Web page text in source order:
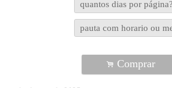
. Comprar